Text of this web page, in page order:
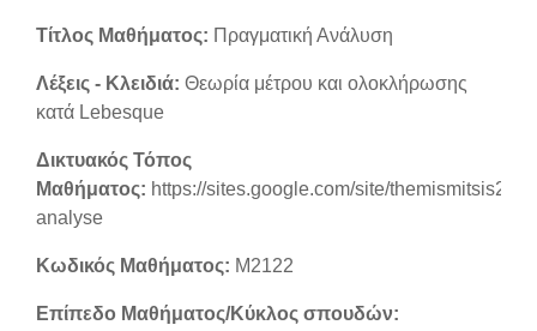
Τίτλος Μαθήματος: Πραγματική Ανάλυση
Λέξεις - Κλειδιά: Θεωρία μέτρου και ολοκλήρωσης
κατά Lebesque
Δικτυακός Τόπος
Μαθήματος: https://sites.google.com/site/themismitsis2/
analyse
Κωδικός Μαθήματος: Μ2122
Επίπεδο Μαθήματος/Κύκλος σπουδών: